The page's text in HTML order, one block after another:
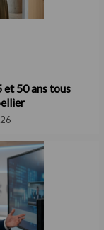
50 ans tous